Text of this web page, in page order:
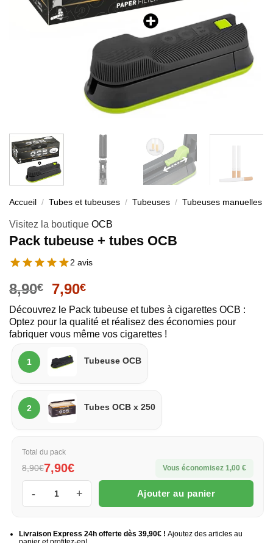
Accueil / Tubes et tubeuses / Tubeuses / Tubeuses manuelles
Visitez la boutique OCB
Pack tubeuse + tubes OCB
2 avis
8,90€ 7,90€
Découvrez le Pack tubeuse et tubes à cigarettes OCB :
Optez pour la qualité et réalisez des économies pour
fabriquer vous même vos cigarettes !
1
Tubeuse
Tubeuse OCB
2
Boite
Tubes OCB x 250
Total du pack
8,90€7,90€ Vous économisez 1,00 €
quantité de Pack tubeuse + tubes OCB
Ajouter au panier
Livraison Express 24h offerte dès 39,90€ ! Ajoutez des articles au